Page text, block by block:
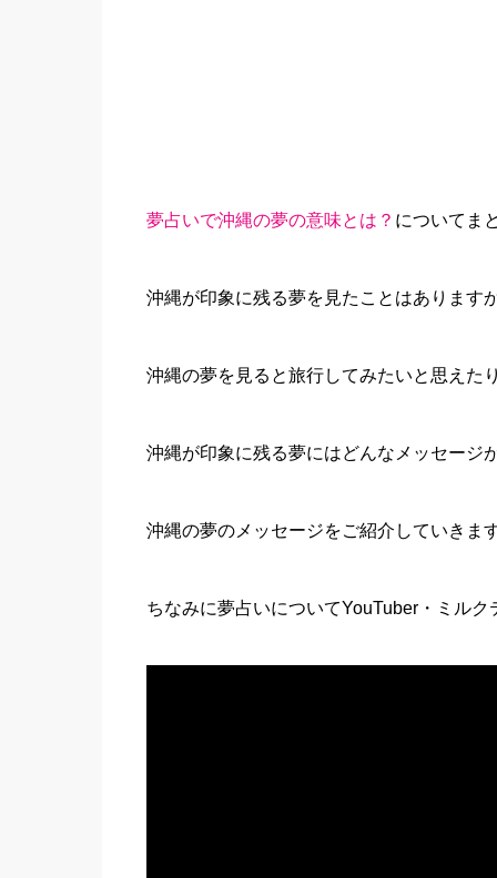
夢占いで沖縄の夢の意味とは？ についてま
沖縄が印象に残る夢を見たことはあります
沖縄の夢を見ると旅行してみたいと思えた
沖縄が印象に残る夢にはどんなメッセージ
沖縄の夢のメッセージをご紹介していきま
ちなみに夢占いについてYouTuber・ミル